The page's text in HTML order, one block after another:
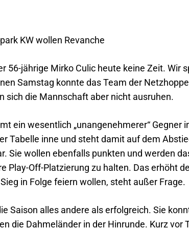
KW wollen Revanche
56-jährige Mirko Culic heute keine Zeit. Wir
Samstag konnte das Team der
sich die Mannschaft aber nicht ausruhen.
ein wesentlich „unangenehmerer“ Gegner
Tabelle inne und steht damit auf dem
Sie wollen ebenfalls punkten und werden
Play-Off-Platzierung zu halten. Das erhöht
in Folge feiern wollen, steht außer Frage.
Saison alles andere als erfolgreich. Sie
die Dahmeländer in der Hinrunde. Kurz